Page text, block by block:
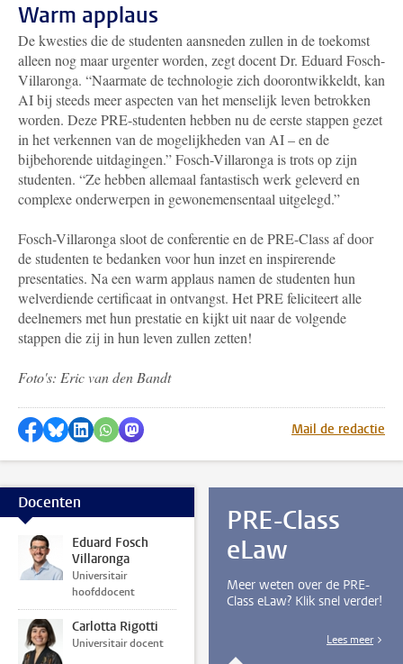
Warm applaus
De kwesties die de studenten aansneden zullen in de toekomst
alleen nog maar urgenter worden, zegt docent Dr. Eduard Fosch-
Villaronga. “Naarmate de technologie zich doorontwikkeldt, kan
AI bij steeds meer aspecten van het menselijk leven betrokken
worden. Deze PRE-studenten hebben nu de eerste stappen gezet
in het verkennen van de mogelijkheden van AI – en de
bijbehorende uitdagingen.” Fosch-Villaronga is trots op zijn
studenten. “Ze hebben allemaal fantastisch werk geleverd en
complexe onderwerpen in gewonemensentaal uitgelegd.”
Fosch-Villaronga sloot de conferentie en de PRE-Class af door
de studenten te bedanken voor hun inzet en inspirerende
presentaties. Na een warm applaus namen de studenten hun
welverdiende certificaat in ontvangst. Het PRE feliciteert alle
deelnemers met hun prestatie en kijkt uit naar de volgende
stappen die zij in hun leven zullen zetten!
Foto's: Eric van den Bandt
Delen op Facebook
Delen via Bluesky
Delen op LinkedIn
Delen via WhatsApp
Delen via Mastodon Mail de redactie
Docenten
Eduard Fosch
Villaronga
Universitair
hoofddocent
Carlotta Rigotti
Universitair docent
PRE-Class
eLaw
Meer weten over de PRE-
Class eLaw? Klik snel verder!
Lees meer